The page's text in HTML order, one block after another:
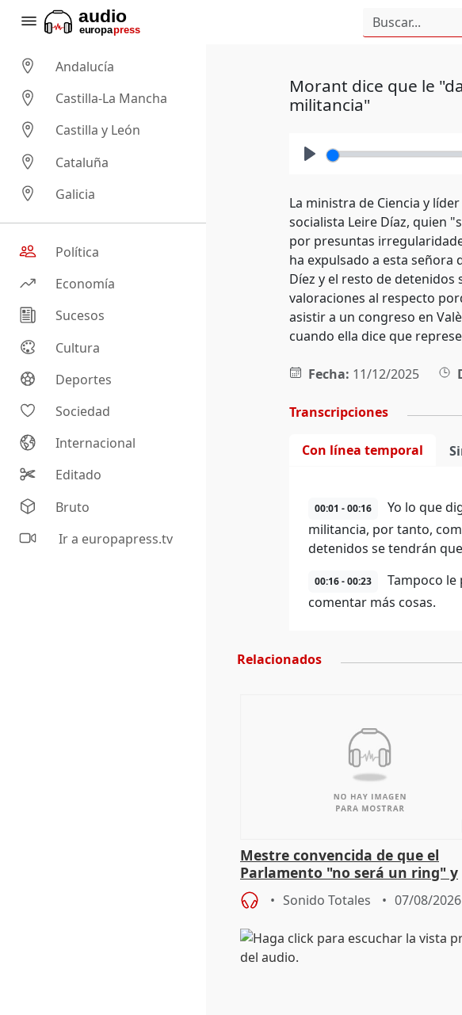
Andalucía
Castilla-La Mancha
Castilla y León
Cataluña
Galicia
Política
Economía
Sucesos
Cultura
Deportes
Sociedad
Internacional
Editado
Bruto
Ir a europapress.tv
Morant dice que le
militancia"
La ministra de Ciencia y
socialista Leire Díaz, quien
por presuntas
ha expulsado a esta señora
Díez y el resto de
valoraciones al respecto
asistir a un congreso en
cuando ella dice que
Fecha: 11/12/2025
Transcripciones
Con línea temporal
00:01 - 00:16
Yo lo que
militancia, por tanto,
detenidos se tendrán
00:16 - 00:23
Tampoco
comentar más cosas.
Relacionados
Mestre convencida de que el
Parlamento "no será un ring" y
defiende "estabilidad" del pacto
Vox
Sonido Totales 07/08/2026